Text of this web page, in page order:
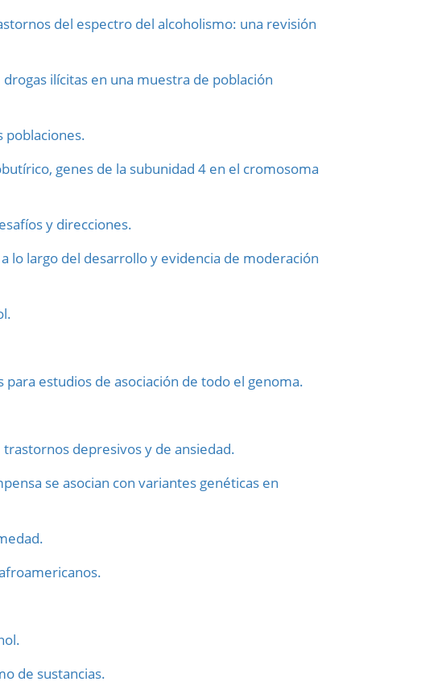
del espectro del alcoholismo: una revisión
ilícitas en una muestra de población
poblaciones.
genes de la subunidad 4 en el cromosoma
y direcciones.
lo largo del desarrollo y evidencia de moderación
estudios de asociación de todo el genoma.
depresivos y de ansiedad.
se asocian con variantes genéticas en
de sustancias.